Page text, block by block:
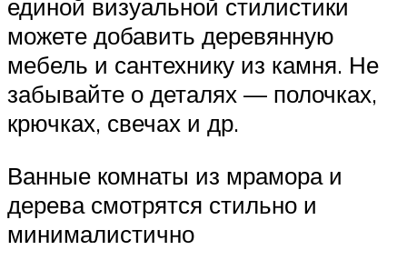
единой визуальной стилистики
можете добавить деревянную
мебель и сантехнику из камня. Не
забывайте о деталях — полочках,
крючках, свечах и др.
Ванные комнаты из мрамора и
дерева смотрятся стильно и
минималистично